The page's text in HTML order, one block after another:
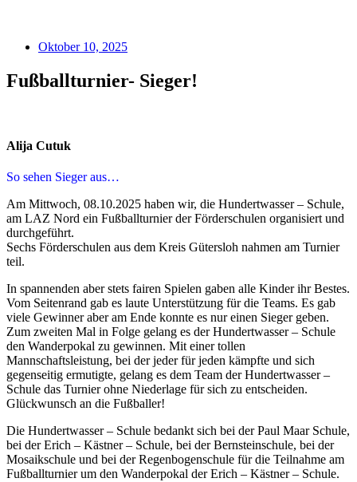
Oktober 10, 2025
Fußballturnier- Sieger!
Alija Cutuk
So sehen Sieger aus…
Am Mittwoch, 08.10.2025 haben wir, die Hundertwasser – Schule,
am LAZ Nord ein Fußballturnier der Förderschulen organisiert und
durchgeführt.
Sechs Förderschulen aus dem Kreis Gütersloh nahmen am Turnier
teil.
In spannenden aber stets fairen Spielen gaben alle Kinder ihr Bestes.
Vom Seitenrand gab es laute Unterstützung für die Teams. Es gab
viele Gewinner aber am Ende konnte es nur einen Sieger geben.
Zum zweiten Mal in Folge gelang es der Hundertwasser – Schule
den Wanderpokal zu gewinnen. Mit einer tollen
Mannschaftsleistung, bei der jeder für jeden kämpfte und sich
gegenseitig ermutigte, gelang es dem Team der Hundertwasser –
Schule das Turnier ohne Niederlage für sich zu entscheiden.
Glückwunsch an die Fußballer!
Die Hundertwasser – Schule bedankt sich bei der Paul Maar Schule,
bei der Erich – Kästner – Schule, bei der Bernsteinschule, bei der
Mosaikschule und bei der Regenbogenschule für die Teilnahme am
Fußballturnier um den Wanderpokal der Erich – Kästner – Schule.